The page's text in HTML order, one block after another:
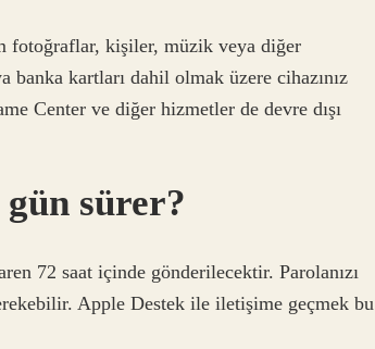
fotoğraflar, kişiler, müzik veya diğer
kartları dahil olmak üzere cihazınız
Center ve diğer hizmetler de devre dışı
sürer?
72 saat içinde gönderilecektir. Parolanızı
Apple Destek ile iletişime geçmek bu